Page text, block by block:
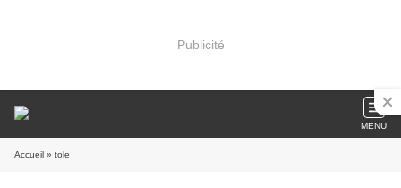
Publicité
MENU
Accueil » tole